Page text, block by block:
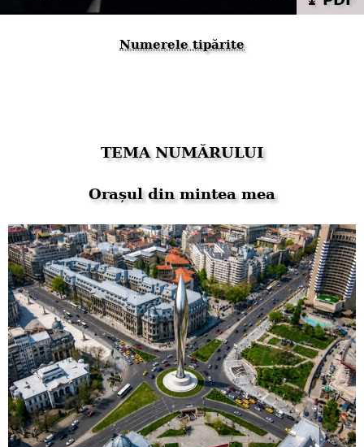
Numerele tipărite
TEMA NUMĂRULUI
Orașul din mintea mea